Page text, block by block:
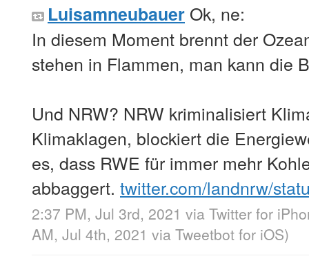
Luisamneubauer Ok, ne:
In diesem Moment brennt der
stehen in Flammen, man kann die
Und NRW? NRW kriminalisiert
Klimaklagen, blockiert die
es, dass RWE für immer mehr
abbaggert. twitter.com/landnrw/
2:37 PM, Jul 3rd, 2021 via Twitter for
AM, Jul 4th, 2021 via Tweetbot for iΟS)